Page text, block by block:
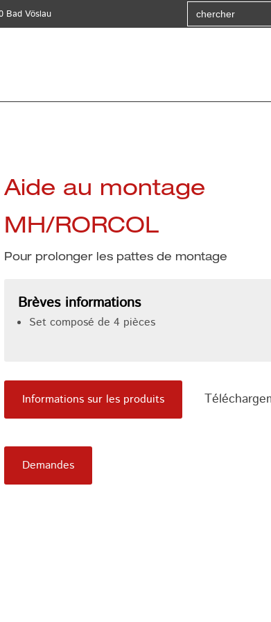
Bad Vöslau
Search
for
:
Aide au montage
MH/RORCOL
Pour prolonger les pattes de montage
Brèves informations
Set composé de 4 pièces
Informations sur les produits
Demandes